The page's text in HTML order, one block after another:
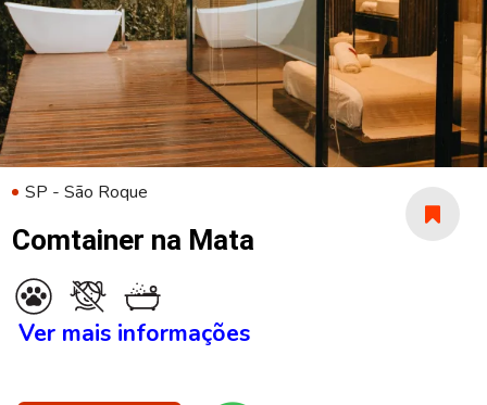
SP - São Roque
Comtainer na Mata
Ver mais informações